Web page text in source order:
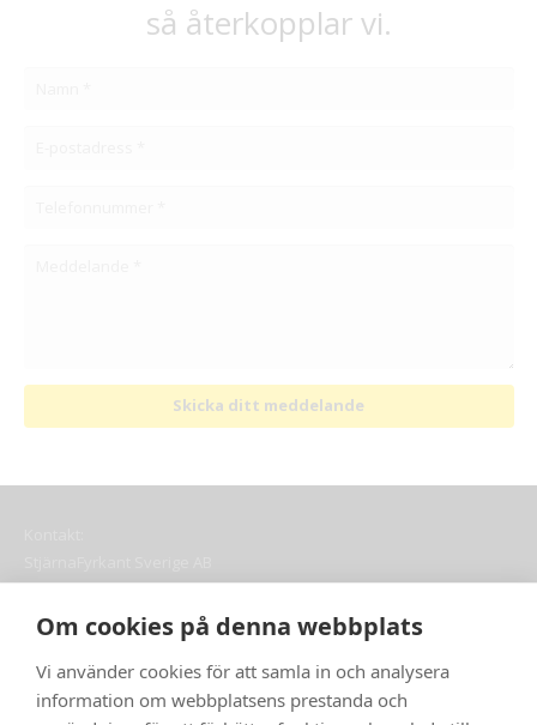
Om cookies på denna webbplats
Vi använder cookies för att samla in och analysera
information om webbplatsens prestanda och
så återkopplar vi.
Skicka ditt meddelande
Adress: Djäknegatan 16, 211 35 Malmö
Telefon: 010 – 40 50 660
info@stjarnafyrkant.se
Snabblänkar: